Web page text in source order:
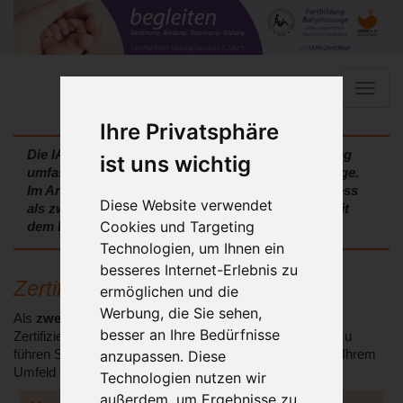
Ihre Privatsphäre
ist uns wichtig
Diese Website verwendet
Cookies und Targeting
Technologien, um Ihnen ein
besseres Internet-Erlebnis zu
ermöglichen und die
Werbung, die Sie sehen,
besser an Ihre Bedürfnisse
anzupassen. Diese
Technologien nutzen wir
außerdem, um Ergebnisse zu
Toggle
Die IAIM-Babymassage-KursleiterInnen-Ausbildung
umfasst in
der ersten Phase vier Weiterbildungstage.
Im Anschluss vertiefen Sie im
Zertifizierungsprozess
als zweite PhaseIhre Kenntnisse und schließen mit
dem IAIM-Zertifikatab.
Zertifizierungsprozess
Als zweiter Teil der Fortbildungschließt sich der
Zertifizierungsprozess mit einer Abschlussarbeit an. Dazu
führen Sie als angehende(r) KursleiterIn in Eigenregie in Ihrem
Umfeld folgendes durch: